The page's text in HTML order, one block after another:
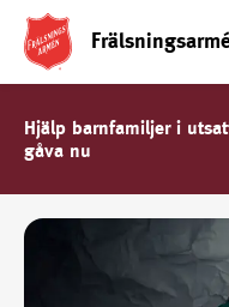
Hjälp barnfamiljer i
gåva nu